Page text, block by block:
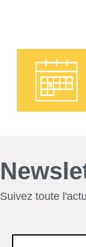
Suivez toute